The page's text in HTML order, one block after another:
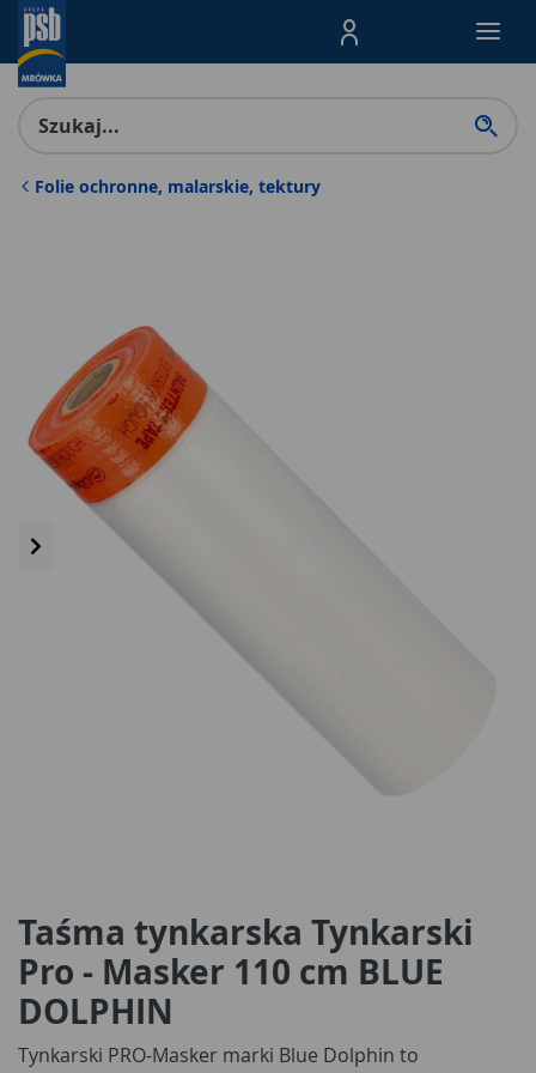
Menu Produktów,
Folie ochronne, malarskie, tektury
Taśma tynkarska Tynkarski
Pro - Masker 110 cm BLUE
DOLPHIN
Tynkarski PRO-Masker marki Blue Dolphin to